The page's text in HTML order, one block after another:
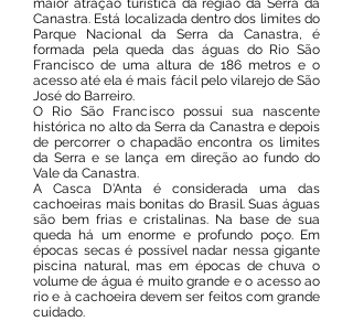
maior atração turística da região da Serra da
Canastra. Está localizada dentro dos limites do
Parque Nacional da Serra da Canastra, é
formada pela queda das águas do Rio São
Francisco de uma altura de 186 metros e o
acesso até ela é mais fácil pelo vilarejo de São
José do Barreiro.
O Rio São Francisco possui sua nascente
histórica no alto da Serra da Canastra e depois
de percorrer o chapadão encontra os limites
da Serra e se lança em direção ao fundo do
Vale da Canastra.
A Casca D'Anta é considerada uma das
cachoeiras mais bonitas do Brasil. Suas águas
são bem frias e cristalinas. Na base de sua
queda há um enorme e profundo poço. Em
épocas secas é possível nadar nessa gigante
piscina natural, mas em épocas de chuva o
volume de água é muito grande e o acesso ao
rio e à cachoeira devem ser feitos com grande
cuidado.